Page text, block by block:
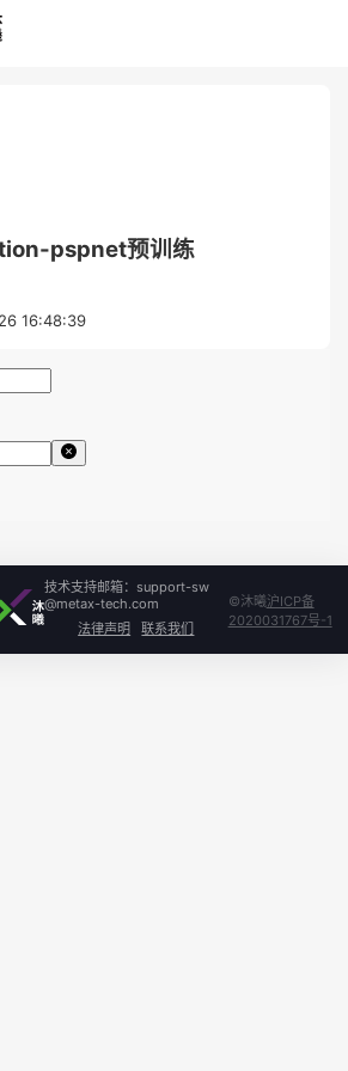
pspnet预训练
16:48:39
技术支持邮箱：support-sw
@metax-tech.com
法律声明
联系我们
©沐曦沪ICP备
2020031767号-1